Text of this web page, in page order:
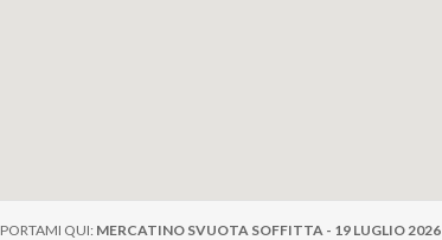
PORTAMI QUI: MERCATINO SVUOTA SOFFITTA - 19 LUGLIO 2026